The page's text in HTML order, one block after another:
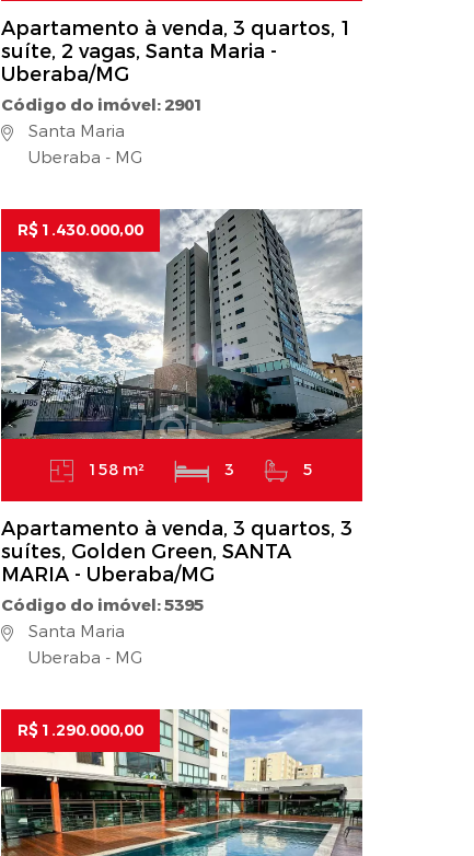
Apartamento à venda, 3 quartos, 1
suíte, 2 vagas, Santa Maria -
Uberaba/MG
Código do imóvel: 2901
Santa Maria
Uberaba - MG
R$ 1.430.000,00
158 m² 3 5
Apartamento à venda, 3 quartos, 3
suítes, Golden Green, SANTA
MARIA - Uberaba/MG
Código do imóvel: 5395
Santa Maria
Uberaba - MG
R$ 1.290.000,00